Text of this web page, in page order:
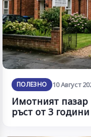
ПОЛЕЗНО 10 Август
Имотният пазар
ръст от 3 години